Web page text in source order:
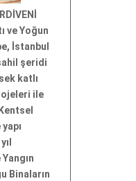
ve Yoğun
İstanbul
şeridi
katlı
ile
Binaların